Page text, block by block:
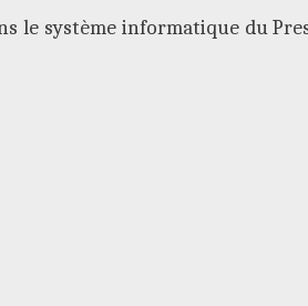
le système informatique du